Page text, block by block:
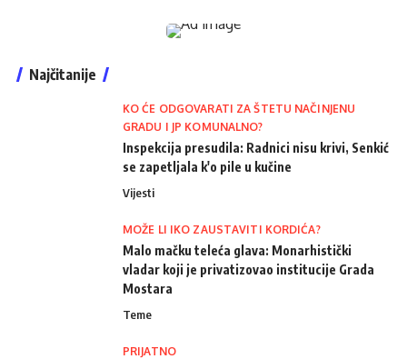
Najčitanije
KO ĆE ODGOVARATI ZA ŠTETU NAČINJENU
GRADU I JP KOMUNALNO?
Inspekcija presudila: Radnici nisu krivi, Senkić
se zapetljala k'o pile u kučine
Vijesti
MOŽE LI IKO ZAUSTAVITI KORDIĆA?
Malo mačku teleća glava: Monarhistički
vladar koji je privatizovao institucije Grada
Mostara
Teme
PRIJATNO